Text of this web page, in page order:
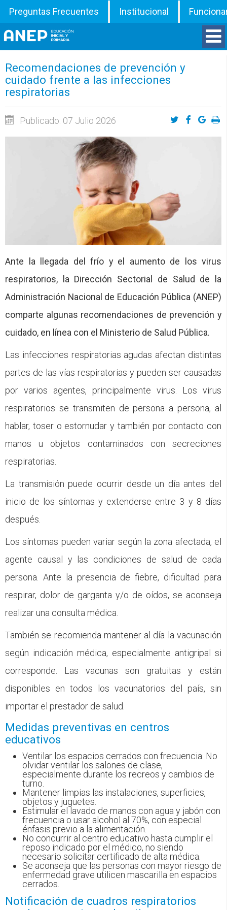
Preguntas Frecuentes Institucional
Divisiones
Departamentos
Inspecciones
Noticias
Recomendaciones de prevención y
cuidado frente a las infecciones
respiratorias
Publicado: 07 Julio 2026
Ante la llegada del frío y el aumento de los virus
respiratorios, la Dirección Sectorial de Salud de la
Administración Nacional de Educación Pública (ANEP)
comparte algunas recomendaciones de prevención y
cuidado, en línea con el Ministerio de Salud Pública.
Las infecciones respiratorias agudas afectan distintas
partes de las vías respiratorias y pueden ser causadas
por varios agentes, principalmente virus. Los virus
respiratorios se transmiten de persona a persona, al
hablar, toser o estornudar y también por contacto con
manos u objetos contaminados con secreciones
respiratorias.
La transmisión puede ocurrir desde un día antes del
inicio de los síntomas y extenderse entre 3 y 8 días
después.
Los síntomas pueden variar según la zona afectada, el
agente causal y las condiciones de salud de cada
persona. Ante la presencia de fiebre, dificultad para
respirar, dolor de garganta y/o de oídos, se aconseja
realizar una consulta médica.
También se recomienda mantener al día la vacunación
según indicación médica, especialmente antigripal si
corresponde. Las vacunas son gratuitas y están
disponibles en todos los vacunatorios del país, sin
importar el prestador de salud.
Medidas preventivas en centros
educativos
Ventilar los espacios cerrados con frecuencia. No
olvidar ventilar los salones de clase,
especialmente durante los recreos y cambios de
turno.
Mantener limpias las instalaciones, superficies,
objetos y juguetes.
Estimular el lavado de manos con agua y jabón con
frecuencia o usar alcohol al 70%, con especial
énfasis previo a la alimentación.
No concurrir al centro educativo hasta cumplir el
reposo indicado por el médico, no siendo
necesario solicitar certificado de alta médica.
Se aconseja que las personas con mayor riesgo de
enfermedad grave utilicen mascarilla en espacios
cerrados.
Notificación de cuadros respiratorios